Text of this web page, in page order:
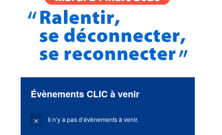
Évènements CLIC à venir
Notice Il n’y a pas d’évènements à venir.